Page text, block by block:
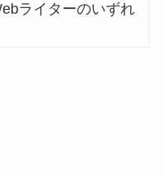
ライターのいずれ